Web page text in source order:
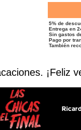
5% de
Entrega en
Sin gastos
Pago por
También
¡Feliz